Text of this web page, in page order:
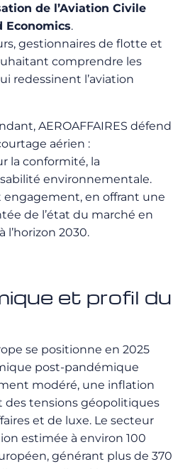
de l’Aviation Civile
Economics.
gestionnaires de flotte et
comprendre les
redessinent l’aviation
AEROAFFAIRES défend
aérien :
la conformité, la
environnementale.
en offrant une
de l’état du marché en
l’horizon 2030.
et profil du
se positionne en 2025
post-pandémique
modéré, une inflation
des tensions géopolitiques
et de luxe. Le secteur
estimée à environ 100
générant plus de 370